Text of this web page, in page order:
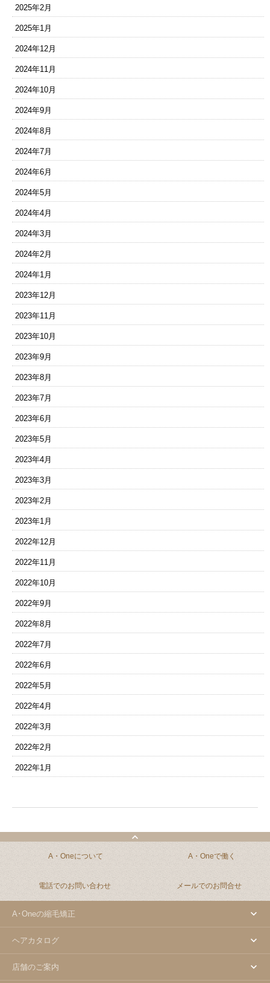
2025年2月
2025年1月
2024年12月
2024年11月
2024年10月
2024年9月
2024年8月
2024年7月
2024年6月
2024年5月
2024年4月
2024年3月
2024年2月
2024年1月
2023年12月
2023年11月
2023年10月
2023年9月
2023年8月
2023年7月
2023年6月
2023年5月
2023年4月
2023年3月
2023年2月
2023年1月
2022年12月
2022年11月
2022年10月
2022年9月
2022年8月
2022年7月
2022年6月
2022年5月
2022年4月
2022年3月
2022年2月
2022年1月
A・Oneについて A・Oneで働く
電話でのお問い合わせ メールでのお問合せ
A･Oneの縮毛矯正
ヘアカタログ
店舗のご案内